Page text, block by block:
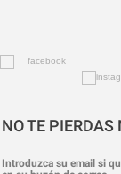
NO TE PIERDAS
Introduzca su email si